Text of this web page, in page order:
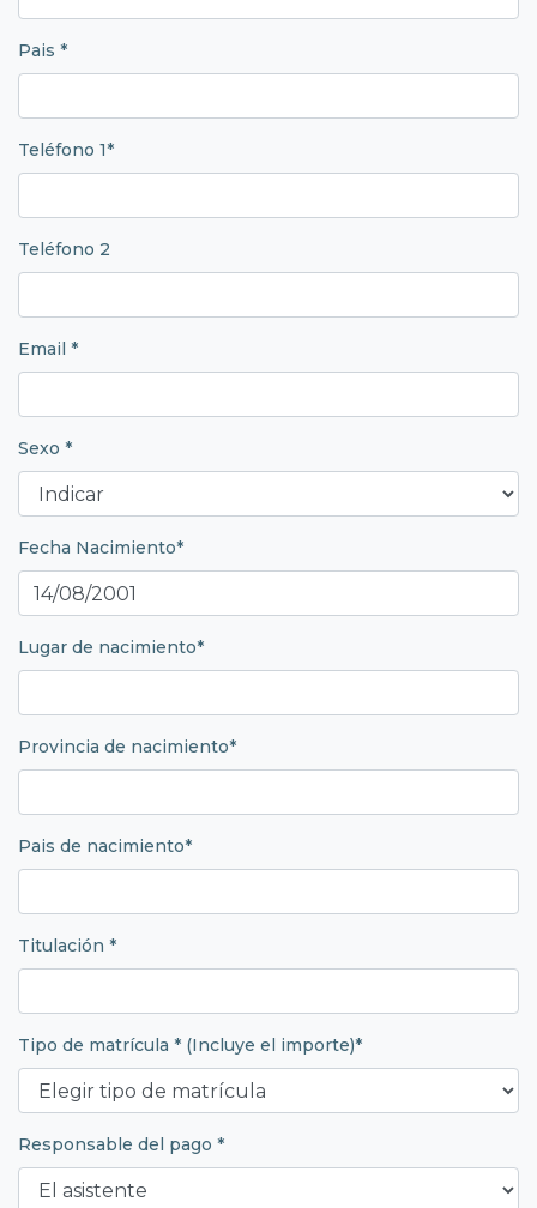
Pais *
Teléfono 1*
Teléfono 2
Email *
Sexo *
Fecha Nacimiento*
Lugar de nacimiento*
Provincia de nacimiento*
Pais de nacimiento*
Titulación *
Tipo de matrícula * (Incluye el importe)*
Responsable del pago *